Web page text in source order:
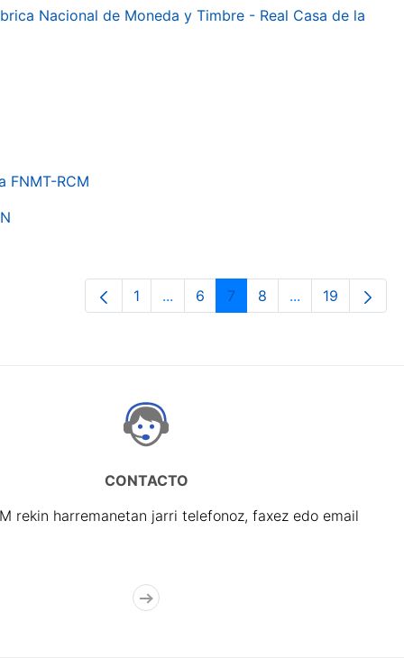
Nacional de Moneda y Timbre - Real Casa de la
FNMT-RCM
Orrialdea
1 ...Intermediate Pages Use TAB to
Orrialdea
6 Orrialdea
7 Orrialdea
8 ...Intermediate
Orrialdea
19
CONTACTO
rekin harremanetan jarri telefonoz, faxez edo email